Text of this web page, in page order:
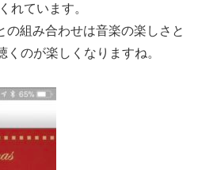
れています。
の組み合わせは音楽の楽しさと
のが楽しくなりますね。